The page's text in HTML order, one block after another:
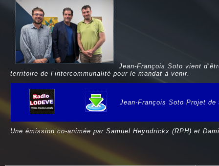
Jean-François Soto vient
territoire de l’intercommunalité pour le mandat à venir.
Jean-François Soto Projet de
Une émission co-animée par Samuel Heyndrickx (RPH) et